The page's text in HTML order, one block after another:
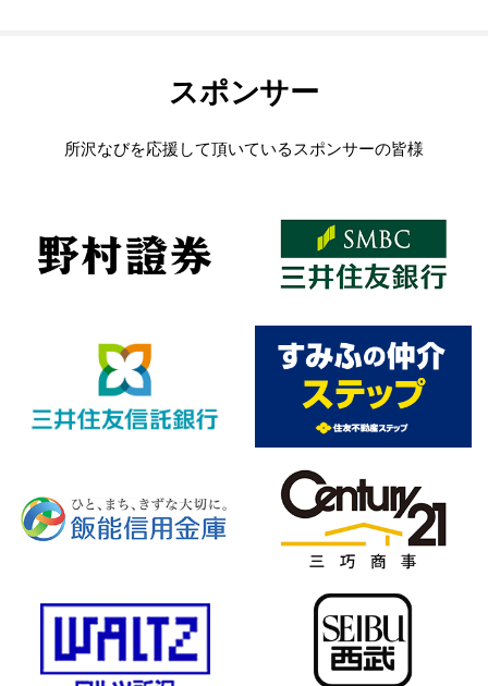
スポンサー
所沢なびを応援して頂いているスポンサーの皆様